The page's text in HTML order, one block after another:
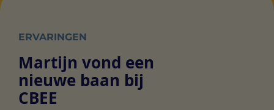
ERVARINGEN
Martijn vond een
nieuwe baan bij
CBEE